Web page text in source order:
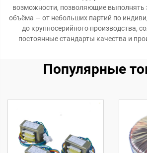
возможности, позволяющие выполнять
объёма — от небольших партий по
до крупносерийного производства,
постоянные стандарты качества и
Популярные